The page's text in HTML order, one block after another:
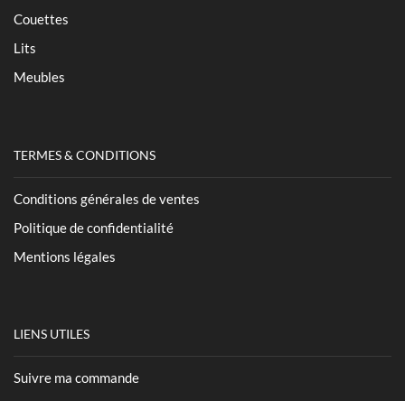
Couettes
Lits
Meubles
TERMES & CONDITIONS
Conditions générales de ventes
Politique de confidentialité
Mentions légales
LIENS UTILES
Suivre ma commande